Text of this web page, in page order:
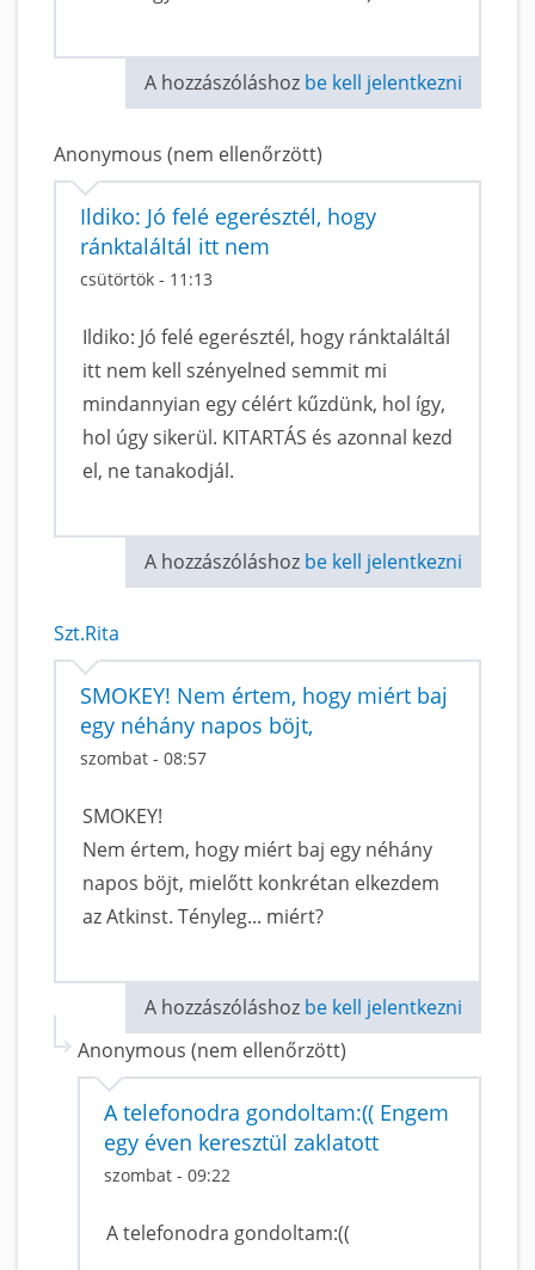
A hozzászóláshoz be kell jelentkezni
Anonymous (nem ellenőrzött)
Ildiko: Jó felé egerésztél, hogy
ránktaláltál itt nem
csütörtök - 11:13
Ildiko: Jó felé egerésztél, hogy ránktaláltál
itt nem kell szényelned semmit mi
mindannyian egy célért kűzdünk, hol így,
hol úgy sikerül. KITARTÁS és azonnal kezd
el, ne tanakodjál.
A hozzászóláshoz be kell jelentkezni
Szt.Rita
SMOKEY! Nem értem, hogy miért baj
egy néhány napos böjt,
szombat - 08:57
SMOKEY!
Nem értem, hogy miért baj egy néhány
napos böjt, mielőtt konkrétan elkezdem
az Atkinst. Tényleg... miért?
A hozzászóláshoz be kell jelentkezni
Anonymous (nem ellenőrzött)
A telefonodra gondoltam:(( Engem
egy éven keresztül zaklatott
szombat - 09:22
A telefonodra gondoltam:((